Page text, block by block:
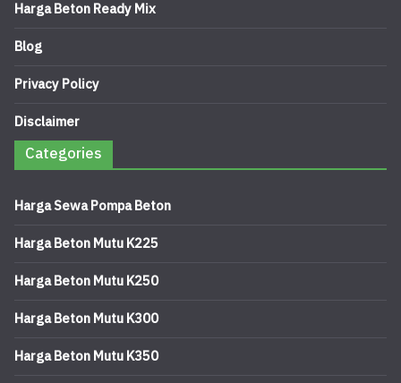
Harga Beton Ready Mix
Blog
Privacy Policy
Disclaimer
Categories
Harga Sewa Pompa Beton
Harga Beton Mutu K225
Harga Beton Mutu K250
Harga Beton Mutu K300
Harga Beton Mutu K350